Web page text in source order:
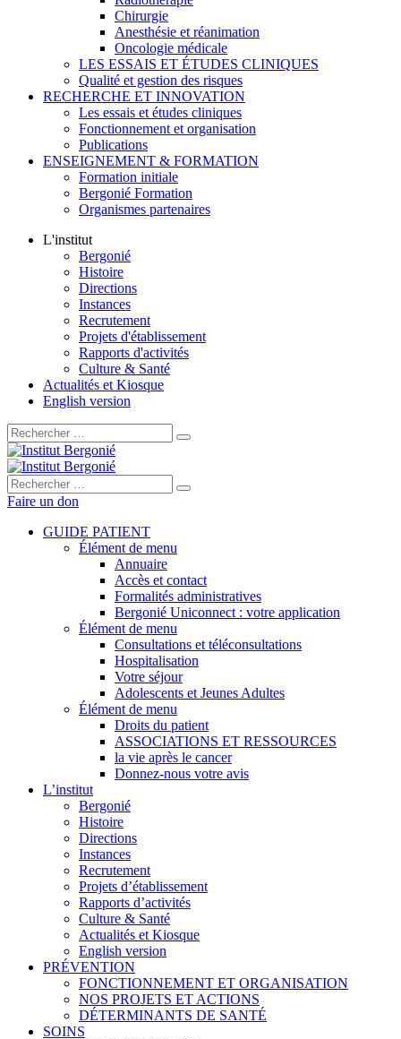
Chirurgie
Anesthésie et réanimation
Oncologie médicale
LES ESSAIS ET ÉTUDES CLINIQUES
Qualité et gestion des risques
RECHERCHE ET INNOVATION
Les essais et études cliniques
Fonctionnement et organisation
Publications
ENSEIGNEMENT & FORMATION
Formation initiale
Bergonié Formation
Organismes partenaires
L'institut
Bergonié
Histoire
Directions
Instances
Recrutement
Projets d'établissement
Rapports d'activités
Culture & Santé
Actualités et Kiosque
English version
Rechercher :
Rechercher :
Faire un don
GUIDE PATIENT
Élément de menu
Annuaire
Accès et contact
Formalités administratives
Bergonié Uniconnect : votre application
Élément de menu
Consultations et téléconsultations
Hospitalisation
Votre séjour
Adolescents et Jeunes Adultes
Élément de menu
Droits du patient
ASSOCIATIONS ET RESSOURCES
la vie après le cancer
Donnez-nous votre avis
L’institut
Bergonié
Histoire
Directions
Instances
Recrutement
Projets d’établissement
Rapports d’activités
Culture & Santé
Actualités et Kiosque
English version
PRÉVENTION
FONCTIONNEMENT ET ORGANISATION
NOS PROJETS ET ACTIONS
DÉTERMINANTS DE SANTÉ
SOINS